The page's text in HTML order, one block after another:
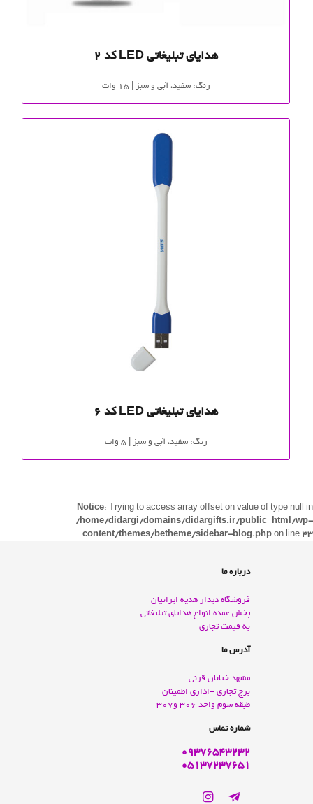
هدایای تبلیغاتی LED کد 2
رنگ: سفید، آبی و سبز | 15 وات
هدایای تبلیغاتی LED کد 6
رنگ: سفید، آبی و سبز | 5 وات
Notice: Trying to access array offset on value of type null in
/home/didargi/domains/didargifts.ir/public_html/wp-
content/themes/betheme/sidebar-blog.php on line 43
درباره ما
فروشگاه دیدار هدیه ایرانیان
پخش عمده انواع هدايای تبليغاتی
به قيمت تجاری
آدرس ما
مشهد خيابان قرنی
برج تجاری -اداری اطمينان
طبقه سوم واحد 306 و307
شماره تماس
09376543232
05137237651